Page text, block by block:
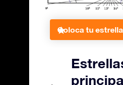
Coloca tu